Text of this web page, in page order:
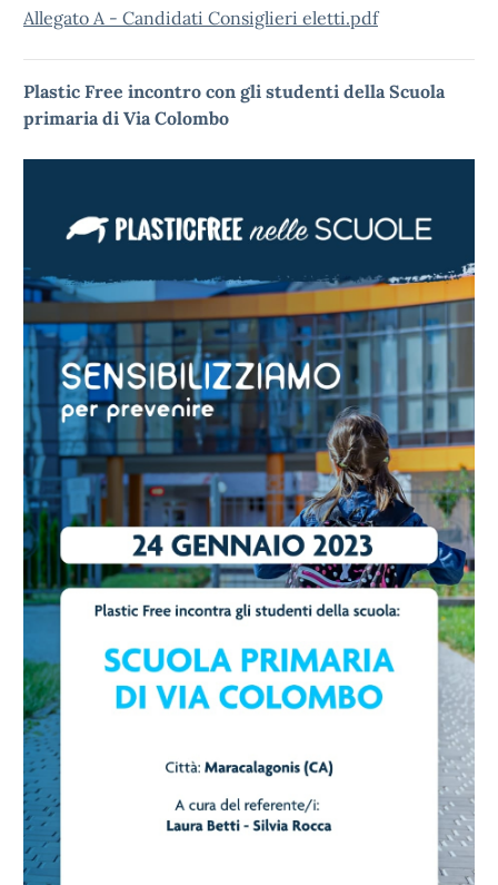
Allegato A - Candidati Consiglieri eletti.pdf
Plastic Free incontro con gli studenti della Scuola
primaria di Via Colombo